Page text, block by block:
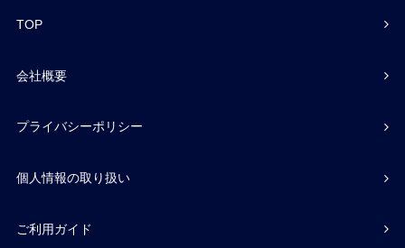
TOP
会社概要
プライバシーポリシー
個人情報の取り扱い
ご利用ガイド